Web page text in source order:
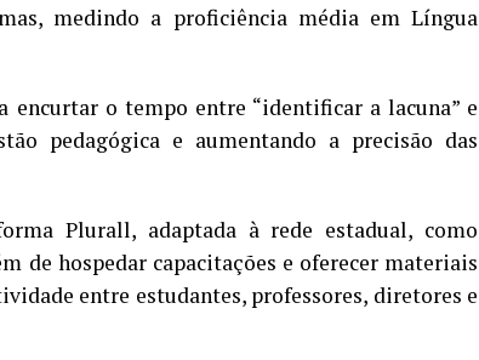
medindo a proficiência média em Língua
encurtar o tempo entre “identificar a lacuna” e
pedagógica e aumentando a precisão das
Plurall, adaptada à rede estadual, como
de hospedar capacitações e oferecer materiais
entre estudantes, professores, diretores e